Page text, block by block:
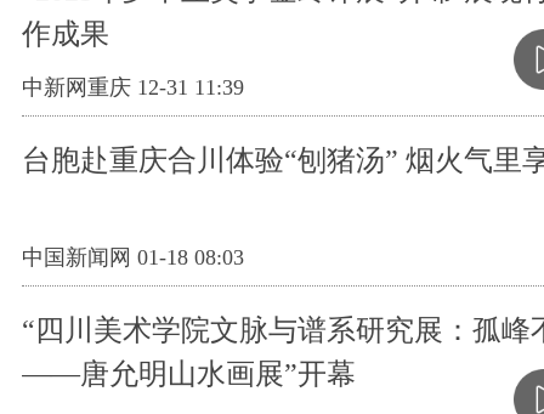
作成果
中新网重庆 12-31 11:39
台胞赴重庆合川体验“刨猪汤” 烟火气里
中国新闻网 01-18 08:03
“四川美术学院文脉与谱系研究展：孤峰
——唐允明山水画展”开幕